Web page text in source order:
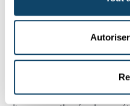
identifié comme un
ostéodermes sont des
osseuses dans les
peuvent faire partie de la
mobile telle que la queue.
de la carapace d’un